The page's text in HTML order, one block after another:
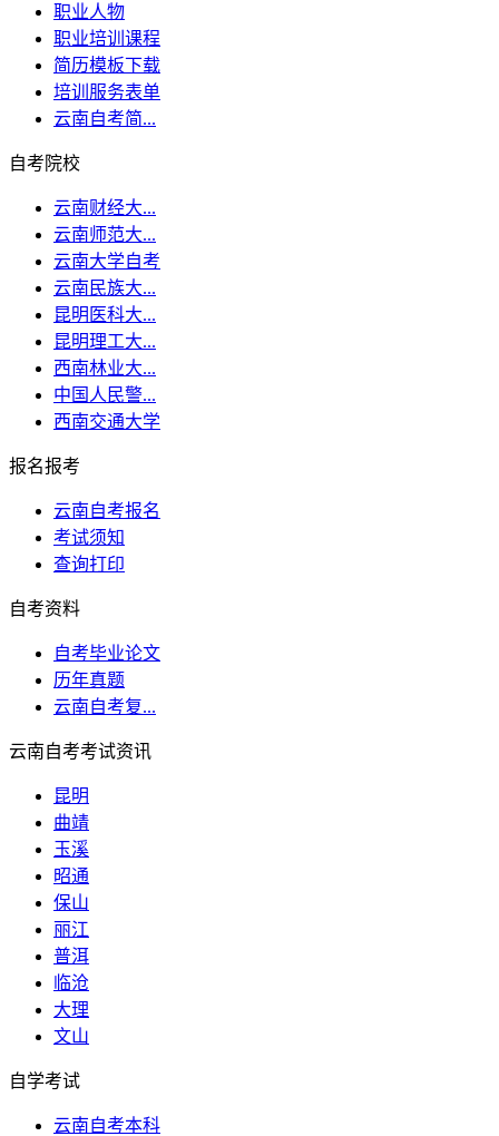
职业人物
职业培训课程
简历模板下载
培训服务表单
云南自考简...
自考院校
云南财经大...
云南师范大...
云南大学自考
云南民族大...
昆明医科大...
昆明理工大...
西南林业大...
中国人民警...
西南交通大学
报名报考
云南自考报名
考试须知
查询打印
自考资料
自考毕业论文
历年真题
云南自考复...
云南自考考试资讯
昆明
曲靖
玉溪
昭通
保山
丽江
普洱
临沧
大理
文山
自学考试
云南自考本科